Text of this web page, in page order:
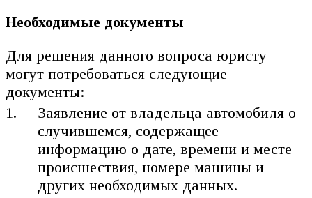
Необходимые документы
Для решения данного вопроса юристу
могут потребоваться следующие
документы:
Заявление от владельца автомобиля о
случившемся, содержащее
информацию о дате, времени и месте
происшествия, номере машины и
других необходимых данных.